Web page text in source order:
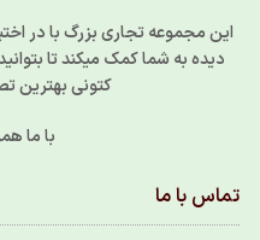
این مجموعه تجاری بزرگ با در
دیده به شما کمک میکند تا
کتونی بهترین
با ما
تماس با ما